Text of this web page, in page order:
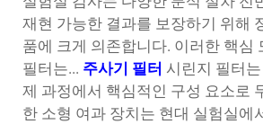
재현 가능한 결과를 보장하기 위해
품에 크게 의존합니다. 이러한 핵심
필터는... 주사기 필터 시린지 필터
제 과정에서 핵심적인 구성 요소로
한 소형 여과 장치는 현대 실험실에